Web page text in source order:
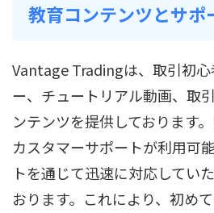
教育コンテンツとサポ
Vantage Tradingは、取引初
ー、チュートリアル動画、取
ンテンツを提供しております
カスタマーサポートが利用可
トを通じて迅速に対応してい
おります。これにより、初め